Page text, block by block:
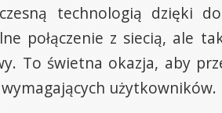
technologią dzięki
połączenie z siecią, ale
To świetna okazja, aby
użytkowników.